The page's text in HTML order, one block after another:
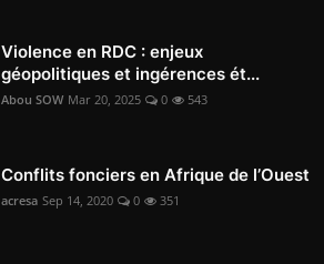
Violence en RDC : enjeux
géopolitiques et ingérences ét...
Abou SOW Mar 20, 2025 0 543
Conflits fonciers en Afrique de l’Ouest
acresa Sep 14, 2020 0 351